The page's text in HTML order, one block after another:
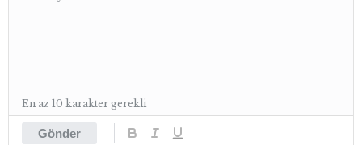
Gönder
En az 10 karakter gerekli